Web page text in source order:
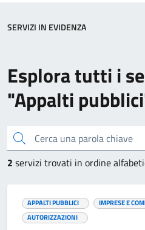
Esplora tutti i
"Appalti
Cerca una parola chiave
2 servizi trovati in ordine
APPALTI PUBBLICI IMPRESE E
AUTORIZZAZIONI
SERVIZI IN EVIDENZA